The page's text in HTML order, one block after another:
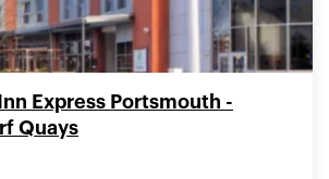
Express Portsmouth -
Quays